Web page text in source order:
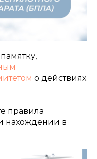
о действиях
правила
нахождении в